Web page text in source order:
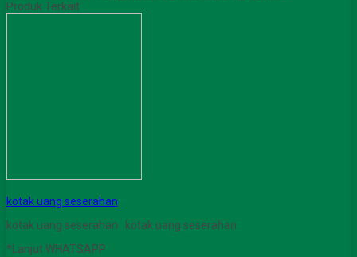
Produk Terkait
kotak uang seserahan
kotak uang seserahan kotak uang seserahan
*Lanjut WHATSAPP